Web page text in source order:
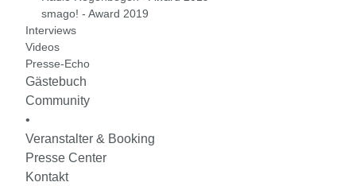
smago! - Award 2019
Interviews
Videos
Presse-Echo
Gästebuch
Community
•
Veranstalter & Booking
Presse Center
Kontakt